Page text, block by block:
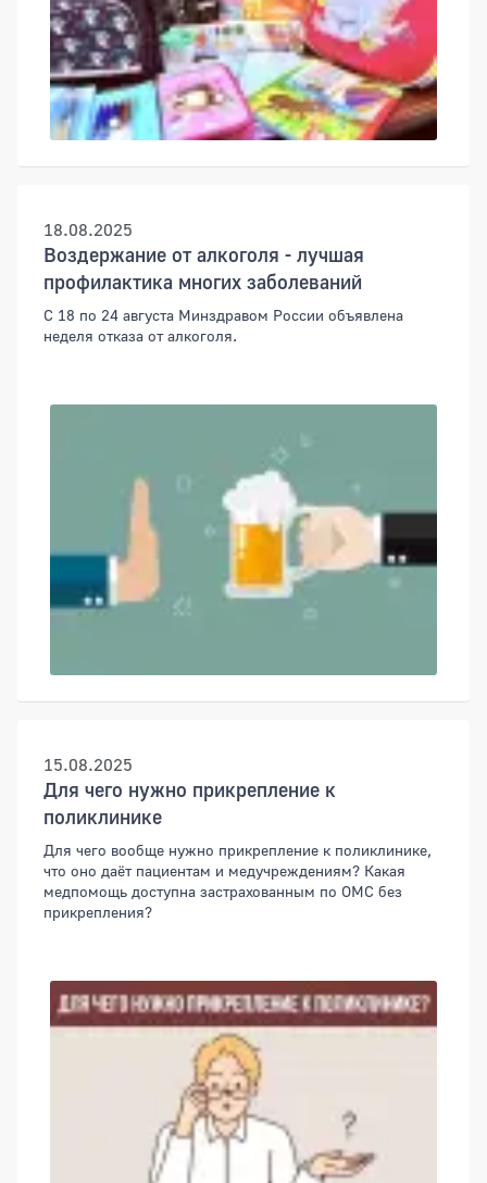
18.08.2025
Воздержание от алкоголя - лучшая
профилактика многих заболеваний
С 18 по 24 августа Минздравом России объявлена
неделя отказа от алкоголя.
15.08.2025
Для чего нужно прикрепление к
поликлинике
Для чего вообще нужно прикрепление к поликлинике,
что оно даёт пациентам и медучреждениям? Какая
медпомощь доступна застрахованным по ОМС без
прикрепления?